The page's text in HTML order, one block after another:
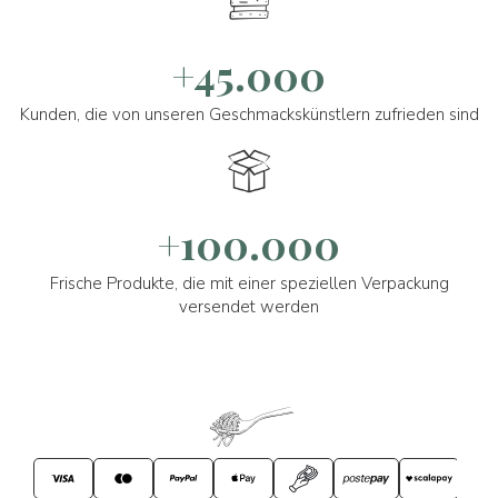
+45.000
Kunden, die von unseren Geschmackskünstlern zufrieden sind
+100.000
Frische Produkte, die mit einer speziellen Verpackung
versendet werden